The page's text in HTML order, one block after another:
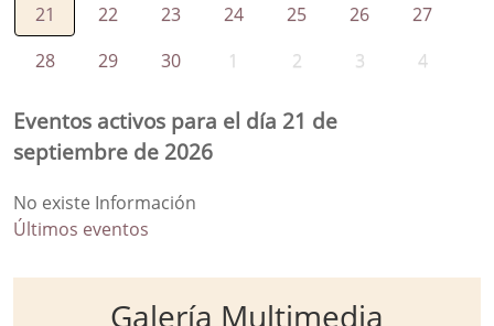
21 22 23 24 25 26
27
28
29 30 1 2 3 4
Eventos activos para el día 21 de
septiembre de 2026
No existe Información
Últimos eventos
Galería Multimedia